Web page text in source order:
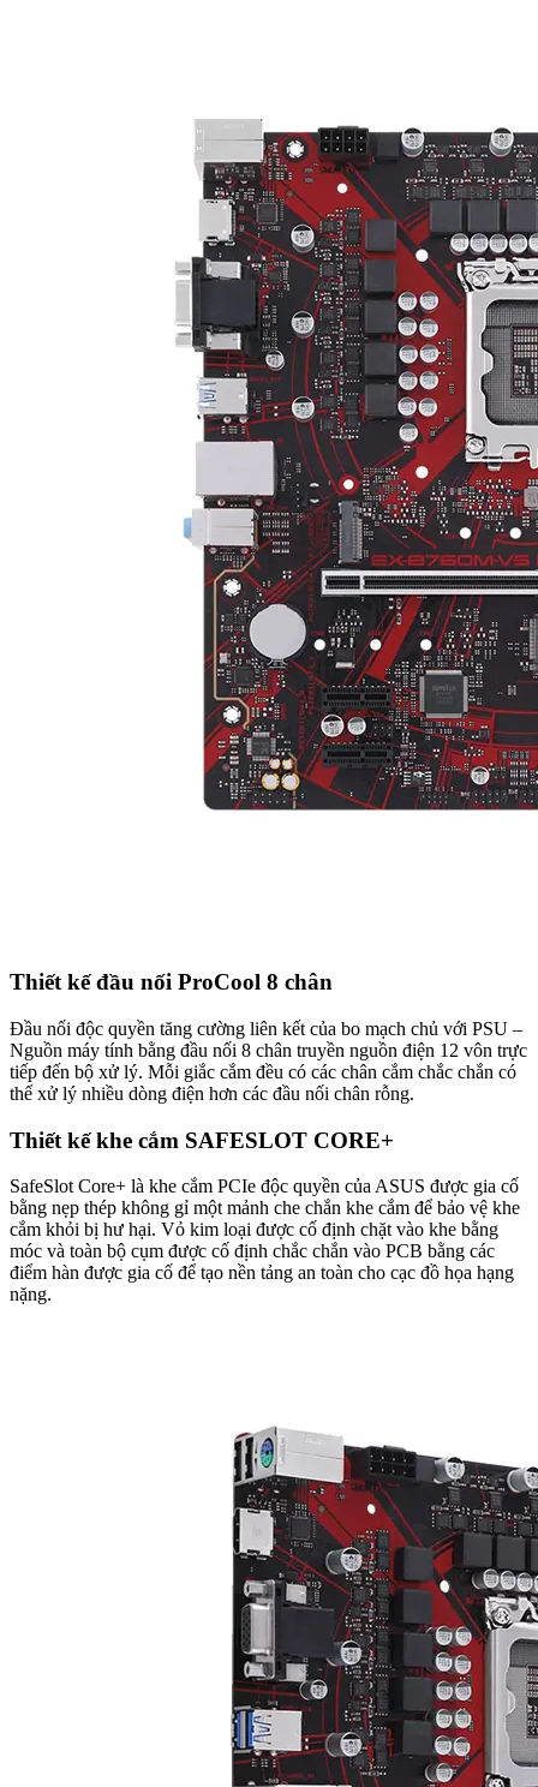
Thiết kế đầu nối ProCool 8 chân
Đầu nối độc quyền tăng cường liên kết của bo mạch chủ với PSU –
Nguồn máy tính bằng đầu nối 8 chân truyền nguồn điện 12 vôn trực
tiếp đến bộ xử lý. Mỗi giắc cắm đều có các chân cắm chắc chắn có
thể xử lý nhiều dòng điện hơn các đầu nối chân rỗng.
Thiết kế khe cắm SAFESLOT CORE+
SafeSlot Core+ là khe cắm PCIe độc ​​quyền của ASUS được gia cố
bằng nẹp thép không gỉ một mảnh che chắn khe cắm để bảo vệ khe
cắm khỏi bị hư hại. Vỏ kim loại được cố định chặt vào khe bằng
móc và toàn bộ cụm được cố định chắc chắn vào PCB bằng các
điểm hàn được gia cố để tạo nền tảng an toàn cho cạc đồ họa hạng
nặng.